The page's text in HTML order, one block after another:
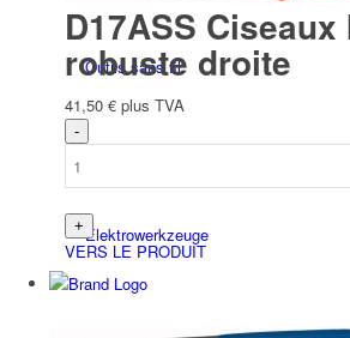
Outils sans fil
Elektro­werk­zeuge
D17ASS Ciseaux
robuste droite
41,50 € plus TVA
VERS LE PRODUIT